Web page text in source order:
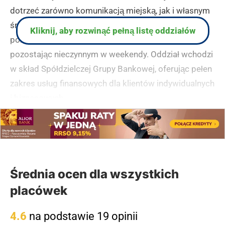
dotrzeć zarówno komunikacją miejską, jak i własnym
środkiem transportu. Bank obsługuje klientów od
poniedziałku do piątku w godzinach 8:30-16:00,
pozostając nieczynnym w weekendy. Oddział wchodzi
w skład Spółdzielczej Grupy Bankowej, oferując pełen
zakres usług finansowych dla klientów indywidualnych
(zgłoś, jeśli ten opis wprowadza w błąd)
Bank Spółdzielczy w Gnieźnie – II Oddział
w Gnieźnie
II Oddział Banku Spółdzielczego w Gnieźnie
zlokalizowany jest przy ulicy Budowlanych, w
Kliknij, aby rozwinąć pełną listę oddziałów
Średnia ocen dla wszystkich
placówek
4.6 na podstawie 19 opinii